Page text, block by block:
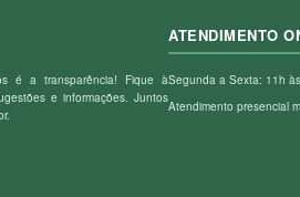
é a transparência! Fique à
e informações. Juntos
ATENDIMENTO
Segunda a Sexta: 11h
Atendimento presencial